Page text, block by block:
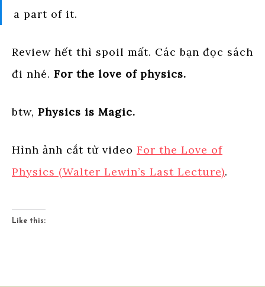
a part of it.
Review hết thì spoil mất. Các bạn đọc sách
đi nhé. For the love of physics.
btw, Physics is Magic.
Hình ảnh cắt từ video For the Love of
Physics (Walter Lewin’s Last Lecture).
Like this: